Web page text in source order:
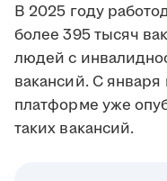
В 2025 году
более 395 тысяч
людей с
вакансий. С января
платформе уже
таких вакансий.